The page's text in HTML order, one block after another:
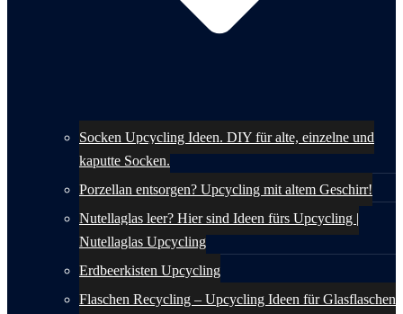
Socken Upcycling Ideen. DIY für alte, einzelne und
kaputte Socken.
Porzellan entsorgen? Upcycling mit altem Geschirr!
Nutellaglas leer? Hier sind Ideen fürs Upcycling |
Nutellaglas Upcycling
Erdbeerkisten Upcycling
Flaschen Recycling – Upcycling Ideen für Glasflaschen